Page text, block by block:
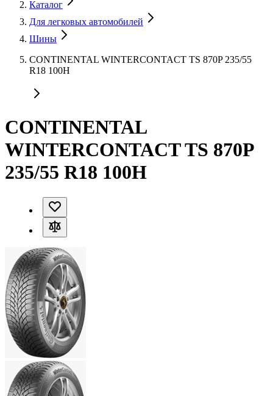
Каталог
Для легковых автомобилей
Шины
CONTINENTAL WINTERCONTACT TS 870P 235/55
R18 100H
CONTINENTAL
WINTERCONTACT TS 870P
235/55 R18 100H